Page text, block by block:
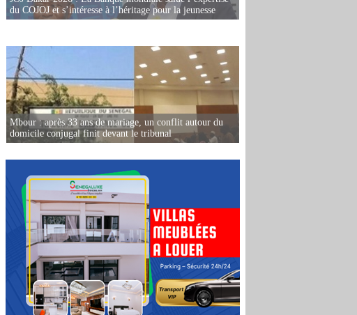
du COJOJ et s’intéresse à l’héritage pour la jeunesse
Mbour : après 33 ans de mariage, un conflit autour du
domicile conjugal finit devant le tribunal